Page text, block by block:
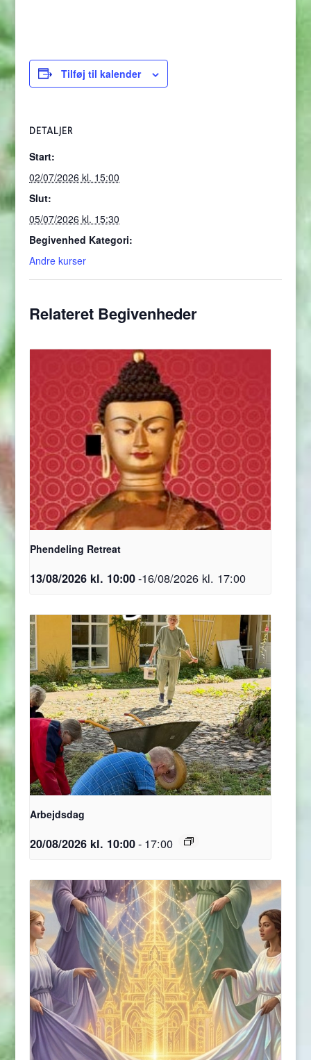
Tilføj til kalender
DETALJER
Start:
02/07/2026 kl. 15:00
Slut:
05/07/2026 kl. 15:30
Begivenhed Kategori:
Andre kurser
Relateret Begivenheder
Phendeling Retreat
13/08/2026 kl. 10:00-16/08/2026 kl. 17:00
Arbejdsdag
20/08/2026 kl. 10:00- 17:00